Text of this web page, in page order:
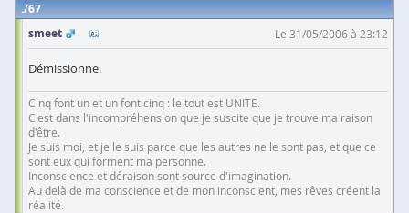
67
smeet
Le 31/05/2006 à 23:12
Démissionne.
Cinq font un et un font cinq : le tout est UNITE.
C'est dans l'incompréhension que je suscite que je trouve ma raison
d'être.
Je suis moi, et je le suis parce que les autres ne le sont pas, et que ce
sont eux qui forment ma personne.
Inconscience et déraison sont source d'imagination.
Au delà de ma conscience et de mon inconscient, mes rêves créent la
réalité.